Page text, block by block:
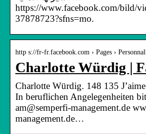
https://www.facebook.com/bild/
37878723?sfns=mo.
http s://fr-fr.facebook.com › Pages ›
Charlotte Würdig |
Charlotte Würdig. 148 135
In beruflichen Angelegenheiten
am@semperfi-management.de
management.de…